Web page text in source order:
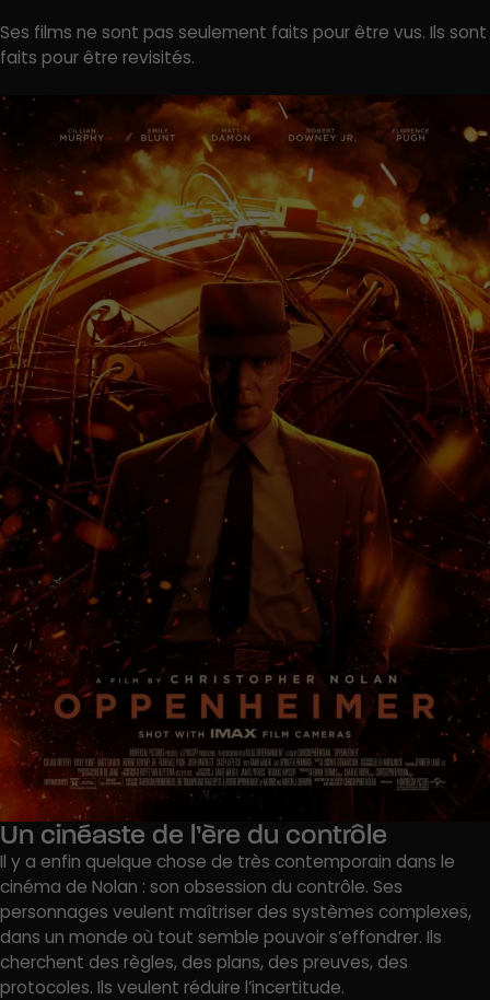
Ses films ne sont pas seulement faits pour être vus. Ils sont
faits pour être revisités.
Un cinéaste de l’ère du contrôle
Il y a enfin quelque chose de très contemporain dans le
cinéma de Nolan : son obsession du contrôle. Ses
personnages veulent maîtriser des systèmes complexes,
dans un monde où tout semble pouvoir s’effondrer. Ils
cherchent des règles, des plans, des preuves, des
protocoles. Ils veulent réduire l’incertitude.